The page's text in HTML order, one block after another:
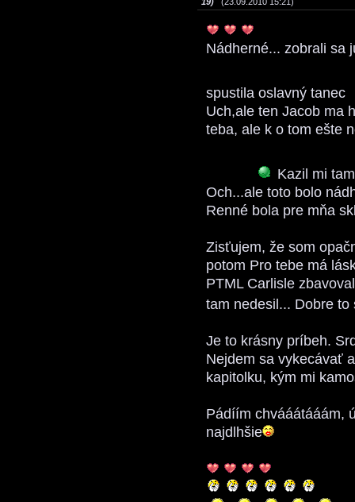
19) (23.09.2010 15:21)
Nádherné... zobrali sa
spustila oslavný tanec
Uch,ale ten Jacob ma
teba, ale k o tom ešte
Kazil mi
Och...ale toto bolo
Renné bola pre mňa
Zisťujem, že som
potom Pro tebe má
PTML Carlisle
tam nedesil... Dobre to
Je to krásny príbeh.
Nejdem sa vykecávať
kapitolku, kým mi
Pádíím chvááátááám,
najdlhšie